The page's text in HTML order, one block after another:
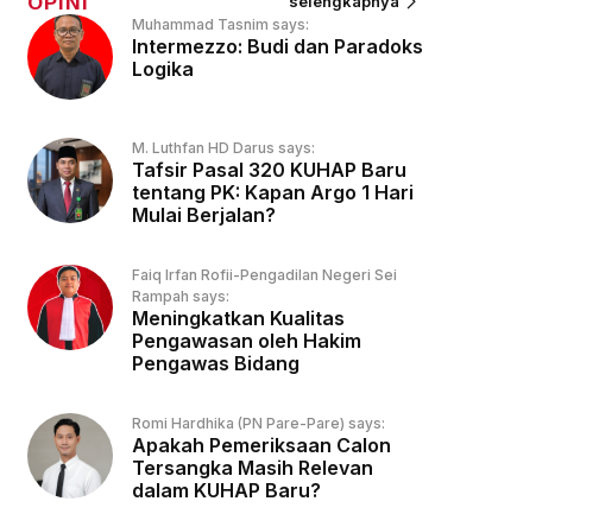
Muhammad Tasnim says:
Intermezzo: Budi dan Paradoks
Logika
M. Luthfan HD Darus says:
Tafsir Pasal 320 KUHAP Baru
tentang PK: Kapan Argo 1 Hari
Mulai Berjalan?
Faiq Irfan Rofii-Pengadilan Negeri Sei
Rampah says:
Meningkatkan Kualitas
Pengawasan oleh Hakim
Pengawas Bidang
Romi Hardhika (PN Pare-Pare) says:
Apakah Pemeriksaan Calon
Tersangka Masih Relevan
dalam KUHAP Baru?